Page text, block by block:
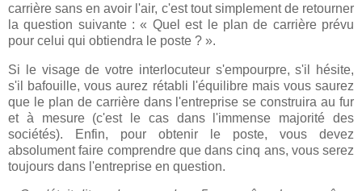
carrière sans en avoir l'air, c'est tout simplement de retourner
la question suivante : « Quel est le plan de carrière prévu
pour celui qui obtiendra le poste ? ».
Si le visage de votre interlocuteur s'empourpre, s'il hésite,
s'il bafouille, vous aurez rétabli l'équilibre mais vous saurez
que le plan de carrière dans l'entreprise se construira au fur
et à mesure (c'est le cas dans l'immense majorité des
sociétés). Enfin, pour obtenir le poste, vous devez
absolument faire comprendre que dans cinq ans, vous serez
toujours dans l'entreprise en question.